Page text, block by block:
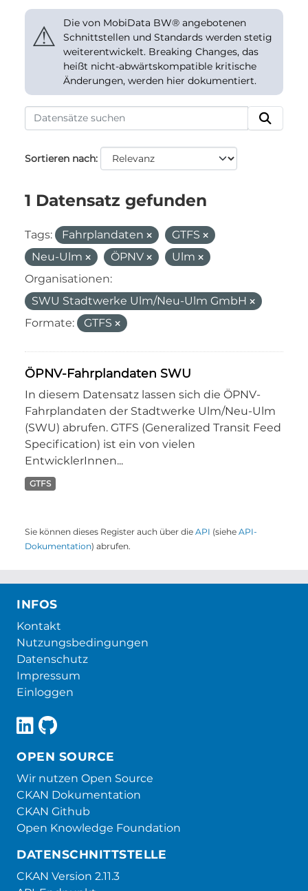
⚠
Die von MobiData BW® angebotenen
Schnittstellen und Standards werden stetig
weiterentwickelt. Breaking Changes, das
heißt nicht-abwärtskompatible kritische
Änderungen, werden hier dokumentiert.
Sortieren nach
1 Datensatz gefunden
Tags: Fahrplandaten
GTFS
Neu-Ulm
ÖPNV
Ulm
Organisationen:
SWU Stadtwerke Ulm/Neu-Ulm GmbH
Formate:
GTFS
ÖPNV-Fahrplandaten SWU
In diesem Datensatz lassen sich die ÖPNV-
Fahrplandaten der Stadtwerke Ulm/Neu-Ulm
(SWU) abrufen. GTFS (Generalized Transit Feed
Specification) ist ein von vielen
EntwicklerInnen...
GTFS
Sie können dieses Register auch über die API (siehe API-
Dokumentation) abrufen.
INFOS
Kontakt
Nutzungsbedingungen
Datenschutz
Impressum
Einloggen
OPEN SOURCE
Wir nutzen Open Source
CKAN Dokumentation
CKAN Github
Open Knowledge Foundation
DATENSCHNITTSTELLE
CKAN Version 2.11.3